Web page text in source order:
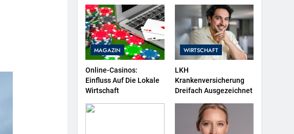
MAGAZIN
Online-Casinos:
Einfluss Auf Die Lokale
Wirtschaft
WIRTSCHAFT
LKH
Krankenversicherung
Dreifach Ausgezeichnet